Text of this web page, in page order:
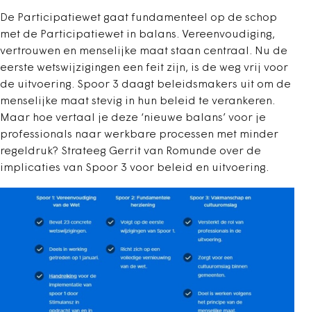
De Participatiewet gaat fundamenteel op de schop
met de Participatiewet in balans. Vereenvoudiging,
vertrouwen en menselijke maat staan centraal. Nu de
eerste wetswijzigingen een feit zijn, is de weg vrij voor
de uitvoering. Spoor 3 daagt beleidsmakers uit om de
menselijke maat stevig in hun beleid te verankeren.
Maar hoe vertaal je deze ‘nieuwe balans’ voor je
professionals naar werkbare processen met minder
regeldruk? Strateeg Gerrit van Romunde over de
implicaties van Spoor 3 voor beleid en uitvoering.